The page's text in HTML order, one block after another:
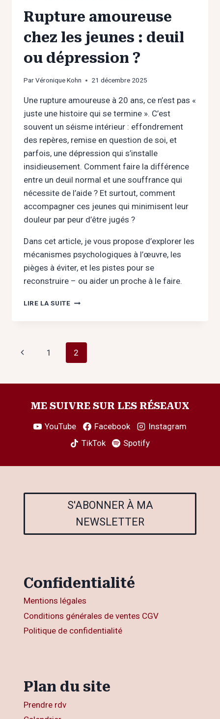
Rupture amoureuse
chez les jeunes : deuil
ou dépression ?
ParVéronique Kohn 21 décembre 2025
Une rupture amoureuse à 20 ans, ce n’est pas «
juste une histoire qui se termine ». C’est
souvent un séisme intérieur : effondrement
des repères, remise en question de soi, et
parfois, une dépression qui s’installe
insidieusement. Comment faire la différence
entre un deuil normal et une souffrance qui
nécessite de l’aide ? Et surtout, comment
accompagner ces jeunes qui minimisent leur
douleur par peur d’être jugés ?
Dans cet article, je vous propose d’explorer les
mécanismes psychologiques à l’œuvre, les
pièges à éviter, et les pistes pour se
reconstruire – ou aider un proche à le faire.
LIRE LA SUITERUPTURE
JEUNES
DEUIL
DÉPRESSION
Navigation
Page
1 2
ME SUIVRE SUR LES RÉSEAUX
YouTube Facebook
Instagram
TikTok
Spotify
S'ABONNER À MA
NEWSLETTER
Confidentialité
Mentions légales
Conditions générales de ventes CGV
Politique de confidentialité
Plan du site
Prendre rdv